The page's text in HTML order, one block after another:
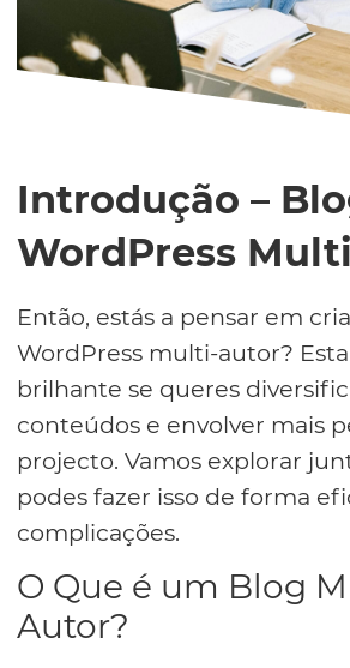
Introdução –
WordPress
Então, estás a pensar em
WordPress multi-autor?
brilhante se queres
conteúdos e envolver mais
projecto. Vamos explorar
podes fazer isso de forma
complicações.
O Que é um Blog
Autor?